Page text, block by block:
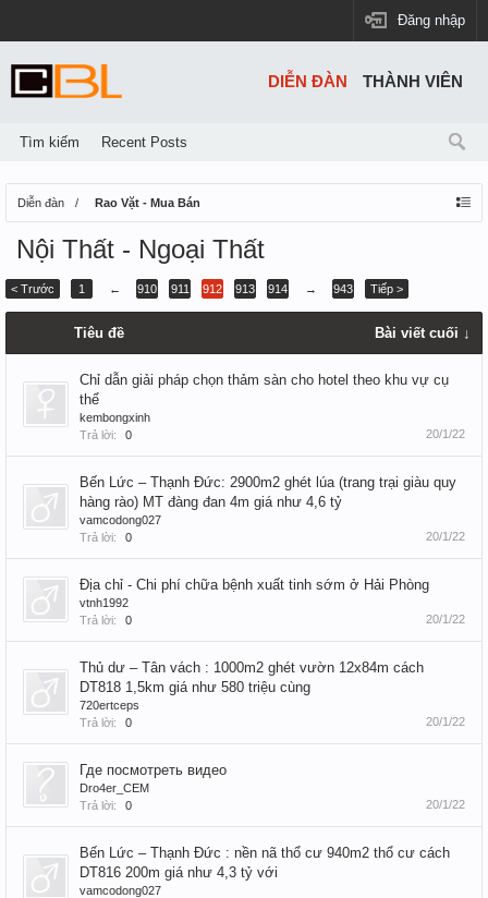
Đăng nhập
Diễn đàn Rao Vặt - Mua Bán
Nội Thất - Ngoại Thất
< Trước 1 ← 910 911 912 913 914 → 943 Tiếp >
Tiêu đề Bài viết cuối ↓
Chỉ dẫn giải pháp chọn thảm sàn cho hotel theo khu vự cụ
thể
kembongxinh
Trả lời:
0 20/1/22
Bến Lức – Thạnh Đức: 2900m2 ghét lúa (trang trại giàu quy
hàng rào) MT đàng đan 4m giá như 4,6 tỷ
vamcodong027
Trả lời:
0 20/1/22
Địa chỉ - Chi phí chữa bệnh xuất tinh sớm ở Hải Phòng
vtnh1992
Trả lời:
0 20/1/22
Thủ dư – Tân vách : 1000m2 ghét vườn 12x84m cách
DT818 1,5km giá như 580 triệu cùng
720ertceps
Trả lời:
0 20/1/22
Где посмотреть видео
Dro4er_CEM
Trả lời:
0 20/1/22
Bến Lức – Thạnh Đức : nền nã thổ cư 940m2 thổ cư cách
DT816 200m giá như 4,3 tỷ với
vamcodong027
DIỄN ĐÀN
Tìm kiếm Recent Posts
THÀNH VIÊN